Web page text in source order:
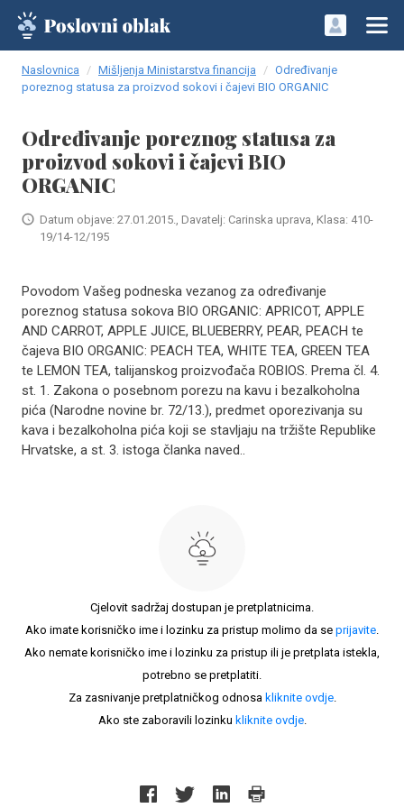
Naslovnica Mišljenja Ministarstva financija
Određivanje
poreznog statusa za proizvod sokovi i čajevi BIO ORGANIC
Određivanje poreznog statusa za
proizvod sokovi i čajevi BIO
ORGANIC
Datum objave: 27.01.2015., Davatelj: Carinska uprava, Klasa: 410-
19/14-12/195
Povodom Vašeg podneska vezanog za određivanje
poreznog statusa sokova BIO ORGANIC: APRICOT, APPLE
AND CARROT, APPLE JUICE, BLUEBERRY, PEAR, PEACH te
čajeva BIO ORGANIC: PEACH TEA, WHITE TEA, GREEN TEA
te LEMON TEA, talijanskog proizvođača ROBIOS. Prema čl. 4.
st. 1. Zakona o posebnom porezu na kavu i bezalkoholna
pića (Narodne novine br. 72/13.), predmet oporezivanja su
kava i bezalkoholna pića koji se stavljaju na tržište Republike
Hrvatske, a st. 3. istoga članka naved..
Cjelovit sadržaj dostupan je pretplatnicima.
Ako imate korisničko ime i lozinku za pristup molimo da se prijavite.
Ako nemate korisničko ime i lozinku za pristup ili je pretplata istekla,
potrebno se pretplatiti.
Za zasnivanje pretplatničkog odnosa kliknite ovdje.
Ako ste zaboravili lozinku kliknite ovdje.